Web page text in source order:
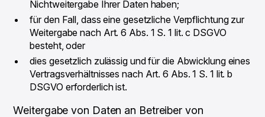
Nichtweitergabe Ihrer Daten haben;
für den Fall, dass eine gesetzliche Verpflichtung zur
Weitergabe nach Art. 6 Abs. 1 S. 1 lit. c DSGVO
besteht, oder
dies gesetzlich zulässig und für die Abwicklung eines
Vertragsverhältnisses nach Art. 6 Abs. 1 S. 1 lit. b
DSGVO erforderlich ist.
Weitergabe von Daten an Betreiber von